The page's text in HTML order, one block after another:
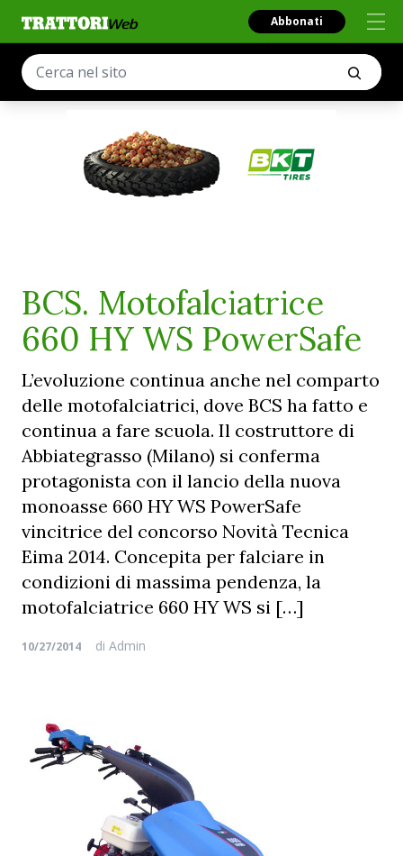
Abbonati
BCS. Motofalciatrice
660 HY WS PowerSafe
L’evoluzione continua anche nel comparto
delle motofalciatrici, dove BCS ha fatto e
continua a fare scuola. Il costruttore di
Abbiategrasso (Milano) si conferma
protagonista con il lancio della nuova
monoasse 660 HY WS PowerSafe
vincitrice del concorso Novità Tecnica
Eima 2014. Concepita per falciare in
condizioni di massima pendenza, la
motofalciatrice 660 HY WS si […]
10/27/2014 di Admin